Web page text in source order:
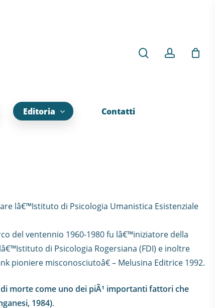
Editoria Contatti
lâ€™Istituto di Psicologia Umanistica Esistenziale
del ventennio 1960-1980 fu lâ€™iniziatore della
di Psicologia Rogersiana (FDI) e inoltre
pioniere misconosciutoâ€ – Melusina Editrice 1992.
morte come uno dei piÃ¹ importanti fattori che
1984).